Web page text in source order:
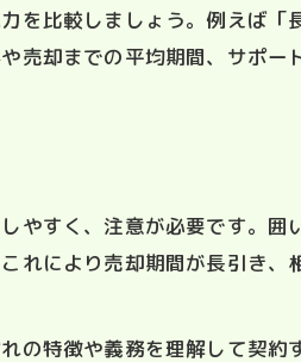
や特別控除のポイント整理
税理士活用のメリットとは
イミング調整術
のバランスを取る計画法
考慮した家売却時期の見極め
変動を抑えるポイント紹介
を比較しましょう。例えば
売却までの平均期間、サポ
やすく、注意が必要です。
れにより売却期間が長引き
の特徴や義務を理解して契